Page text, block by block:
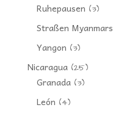
Ruhepausen (3)
Straßen Myanmars
Yangon (3)
Nicaragua(25)
Granada(3)
León (4)